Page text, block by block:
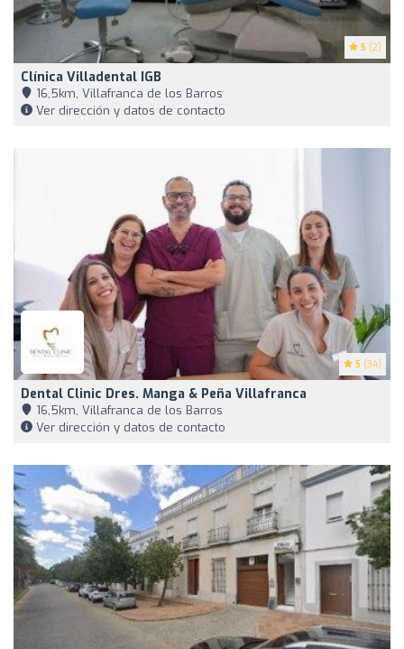
5 (2)
Clínica Villadental IGB
16,5km, Villafranca de los Barros
Ver dirección y datos de contacto
5 (34)
Dental Clinic Dres. Manga & Peña Villafranca
16,5km, Villafranca de los Barros
Ver dirección y datos de contacto